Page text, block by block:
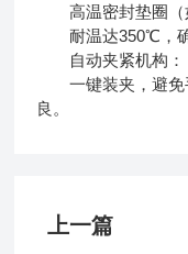
高温密封垫圈（
耐温达350℃，确
自动夹紧机构：
一键装夹，避免
良。
上一篇